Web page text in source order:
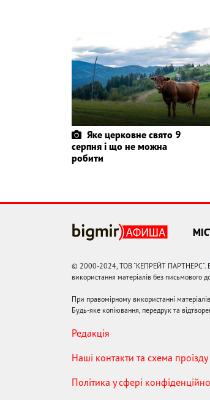
Яке церковне свято 9
серпня і що не можна
робити
© 2000-2024, ТОВ "КЕПРЕЙТ ПАРТНЕРС".
використання матеріалів без
При правомірному використанні
Будь-яке копіювання, передрук та
Редакція
Наші контакти та схема проїзду
Політика у сфері